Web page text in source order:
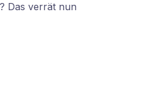
Das verrät nun